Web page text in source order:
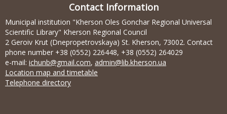
Contact Information
Municipal institution "Kherson Oles Gonchar Regional Universal
Scientific Library" Kherson Regional Council
2 Geroiv Krut (Dnepropetrovskaya) St. Kherson, 73002. Contact
phone number +38 (0552) 226448, +38 (0552) 264029
e-mail: ichunb@gmail.com, admin@lib.kherson.ua
Location map and timetable
Telephone directory